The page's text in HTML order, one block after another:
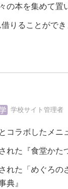
の本を集めて置
りることができ
学校サイト管理者
コラボしたメニ
れた『食堂かた
れた「めぐろの
典』